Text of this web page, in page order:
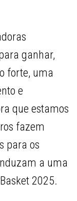
ganhar,
forte, uma
e
que estamos
fazem
para os
a uma
2025.